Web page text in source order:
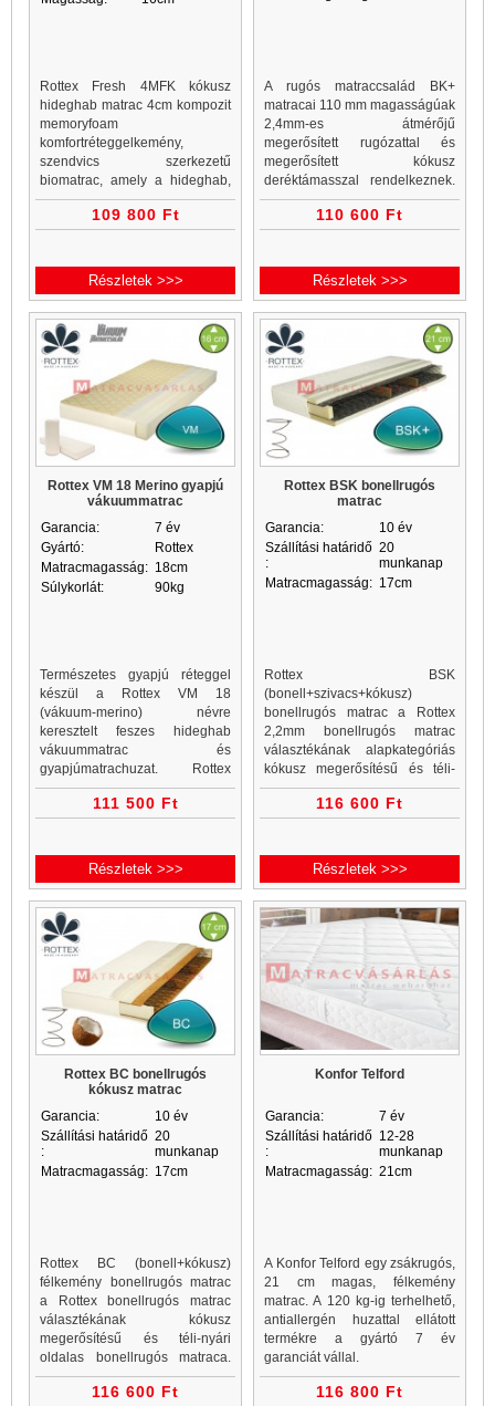
Rottex Fresh 4MFK kókusz
hideghab matrac 4cm kompozit
memoryfoam
komfortréteggelkemény,
szendvics szerkezetű
biomatrac, amely a hideghab,
kókusz és emlékezőhab
rétegek segítségével egy
109 800 Ft
Részletek >>>
A rugós matraccsalád BK+
matracai 110 mm magasságúak
2,4mm-es átmérőjű
megerősített rugózattal és
megerősített kókusz
deréktámasszal rendelkeznek.
A gerinc megfelelő
alátámasztásának érdekében a
ortopéd zónával
110 600 Ft
Részletek >>>
Rottex VM 18 Merino gyapjú
vákuummatrac
Garancia:
7 év
Gyártó:
Rottex
Matracmagasság: 18cm
Súlykorlát:
90kg
Természetes gyapjú réteggel
készül a Rottex VM 18
(vákuum-merino) névre
keresztelt feszes hideghab
vákuummatrac és
gyapjúmatrachuzat. Rottex
matracok, vákuummatrac
webáruház és vákuummatrac
111 500 Ft
Részletek >>>
Rottex BSK bonellrugós
matrac
Garancia:
10 év
Szállítási határidő
:
20
munkanap
Matracmagasság: 17cm
Rottex BSK
(bonell+szivacs+kókusz)
bonellrugós matrac a Rottex
2,2mm bonellrugós matrac
választékának alapkategóriás
kókusz megerősítésű és téli-
nyári oldalas bonellrugós
terméke. Rottex BSK
116 600 Ft
Részletek >>>
Rottex BC bonellrugós
kókusz matrac
Garancia:
10 év
Szállítási határidő
:
20
munkanap
Matracmagasság: 17cm
Rottex BC (bonell+kókusz)
félkemény bonellrugós matrac
a Rottex bonellrugós matrac
választékának kókusz
megerősítésű és téli-nyári
oldalas bonellrugós matraca.
Rottex BC bonellrugós
matracok 2,2mm vastag
116 600 Ft
Konfor Telford
Garancia:
7 év
Szállítási határidő
:
12-28
munkanap
Matracmagasság: 21cm
A Konfor Telford egy zsákrugós,
21 cm magas, félkemény
matrac. A 120 kg-ig terhelhető,
antiallergén huzattal ellátott
termékre a gyártó 7 év
garanciát vállal.
116 800 Ft